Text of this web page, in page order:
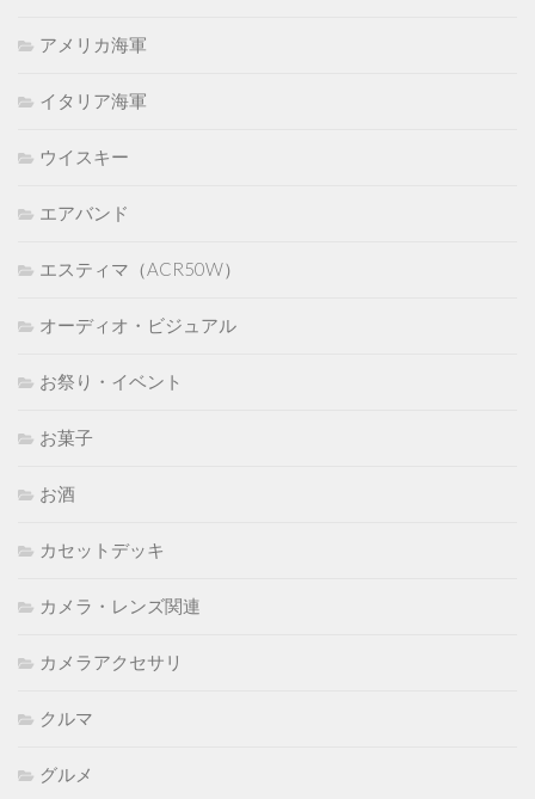
アメリカ海軍
イタリア海軍
ウイスキー
エアバンド
エスティマ（ACR50W）
オーディオ・ビジュアル
お祭り・イベント
お菓子
お酒
カセットデッキ
カメラ・レンズ関連
カメラアクセサリ
クルマ
グルメ